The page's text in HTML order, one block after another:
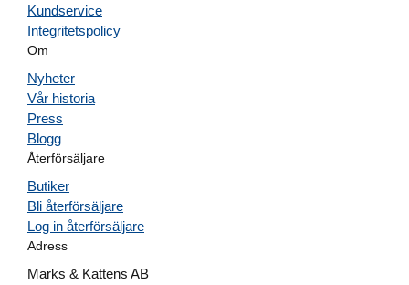
Kundservice
Integritetspolicy
Om
Nyheter
Vår historia
Press
Blogg
Återförsäljare
Butiker
Bli återförsäljare
Log in återförsäljare
Adress
Marks & Kattens AB